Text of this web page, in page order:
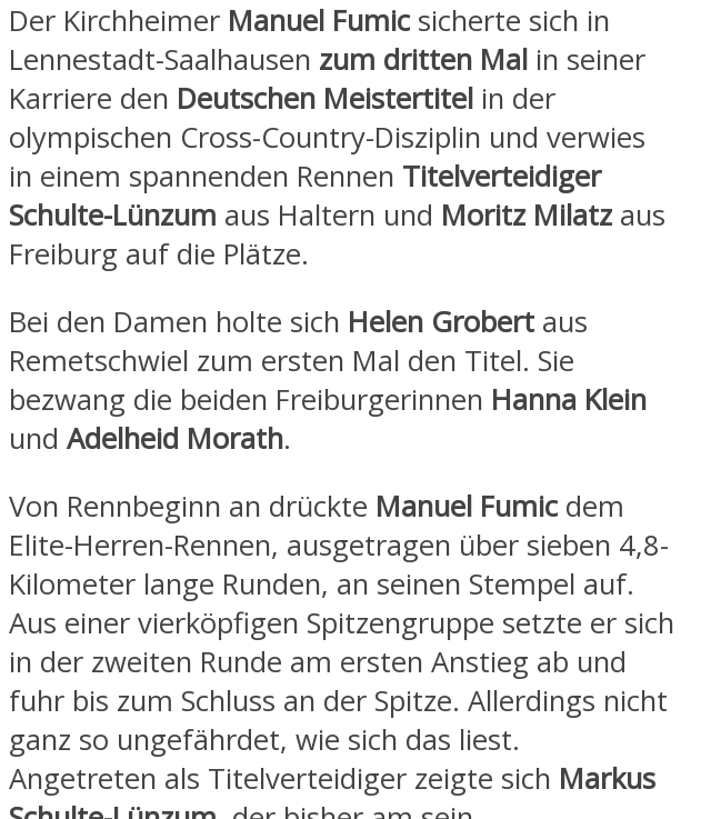
Der Kirchheimer Manuel Fumicsicherte sich in
Lennestadt-Saalhausen zum dritten Mal in seiner
Karriere den Deutschen Meistertitel in der
olympischen Cross-Country-Disziplin und verwies
in einem spannenden Rennen Titelverteidiger
Schulte-Lünzum aus Haltern und Moritz Milatz aus
Freiburg auf die Plätze.
Bei den Damen holte sich Helen Grobert aus
Remetschwiel zum ersten Mal den Titel. Sie
bezwang die beiden Freiburgerinnen Hanna Klein
und Adelheid Morath.
Von Rennbeginn an drückte Manuel Fumicdem
Elite-Herren-Rennen, ausgetragen über sieben 4,8-
Kilometer lange Runden, an seinen Stempel auf.
Aus einer vierköpfigen Spitzengruppe setzte er sich
in der zweiten Runde am ersten Anstieg ab und
fuhr bis zum Schluss an der Spitze. Allerdings nicht
ganz so ungefährdet, wie sich das liest.
Angetreten als Titelverteidiger zeigte sich Markus